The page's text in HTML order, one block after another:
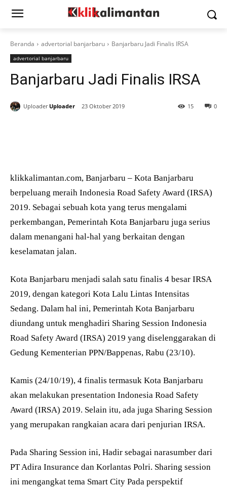
Beranda advertorial banjarbaru Banjarbaru Jadi Finalis IRSA
advertorial banjarbaru
Banjarbaru Jadi Finalis IRSA
Uploader Uploader 23 Oktober 2019 0
15
klikkalimantan.com, Banjarbaru – Kota Banjarbaru
berpeluang meraih Indonesia Road Safety Award (IRSA)
2019. Sebagai sebuah kota yang terus mengalami
perkembangan, Pemerintah Kota Banjarbaru juga serius
dalam menangani hal-hal yang berkaitan dengan
keselamatan jalan.
Kota Banjarbaru menjadi salah satu finalis 4 besar IRSA
2019, dengan kategori Kota Lalu Lintas Intensitas
Sedang. Dalam hal ini, Pemerintah Kota Banjarbaru
diundang untuk menghadiri Sharing Session Indonesia
Road Safety Award (IRSA) 2019 yang diselenggarakan di
Gedung Kementerian PPN/Bappenas, Rabu (23/10).
Kamis (24/10/19), 4 finalis termasuk Kota Banjarbaru
akan melakukan presentation Indonesia Road Safety
Award (IRSA) 2019. Selain itu, ada juga Sharing Session
yang merupakan rangkaian acara dari penjurian IRSA.
Pada Sharing Session ini, Hadir sebagai narasumber dari
PT Adira Insurance dan Korlantas Polri. Sharing session
ini mengangkat tema Smart City Pada perspektif